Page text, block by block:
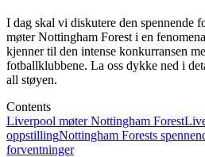
I dag skal vi diskutere den spennende
møter Nottingham Forest i en
kjenner til den intense konkurransen
fotballklubbene. La oss dykke ned i
all støyen.
Contents
Liverpool møter Nottingham Forest
oppstillingNottingham Forests
forventninger